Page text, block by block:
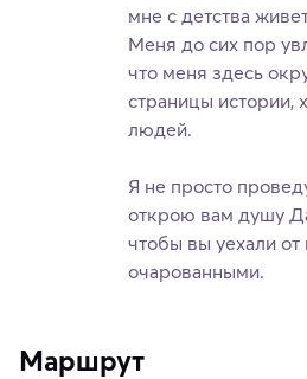
мне с детства
Меня до сих пор
что меня здесь
страницы истории,
людей.
Я не просто
открою вам душу
чтобы вы уехали
очарованными.
Маршрут